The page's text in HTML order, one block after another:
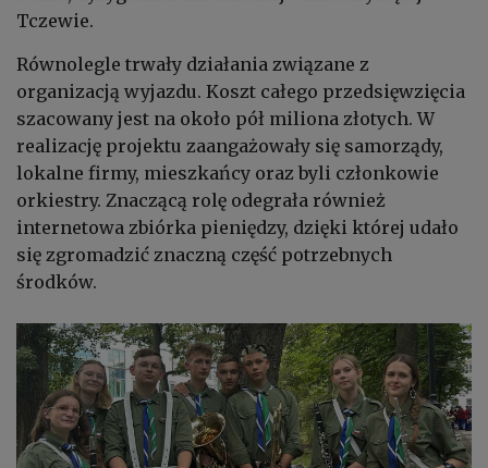
Tczewie.
Równolegle trwały działania związane z
organizacją wyjazdu. Koszt całego przedsięwzięcia
szacowany jest na około pół miliona złotych. W
realizację projektu zaangażowały się samorządy,
lokalne firmy, mieszkańcy oraz byli członkowie
orkiestry. Znaczącą rolę odegrała również
internetowa zbiórka pieniędzy, dzięki której udało
się zgromadzić znaczną część potrzebnych
środków.